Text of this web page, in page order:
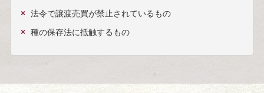
法令で譲渡売買が禁止されているもの
種の保存法に抵触するもの